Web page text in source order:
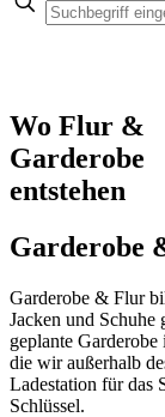
Wo Flur &
Garderobe
entstehen
Garderobe
Garderobe & Flur
Jacken und Schuhe
geplante
die wir außerhalb
Ladestation für das
Schlüssel.